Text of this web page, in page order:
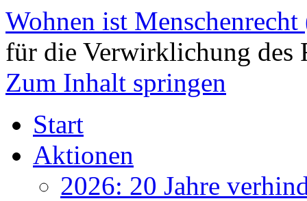
Wohnen ist
für die Verwirklichung des
Zum Inhalt springen
Start
Aktionen
2026: 20 Jahre